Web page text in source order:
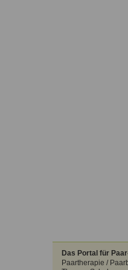
Das Portal für
Paartherapie /